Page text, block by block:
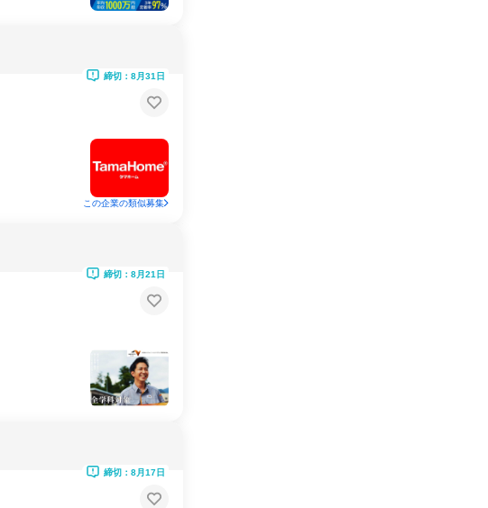
締切：8月31日
この企業の類似募集
締切：8月21日
締切：8月17日